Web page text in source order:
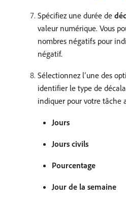
Spécifiez une durée de
valeur numérique. Vous
nombres négatifs pour
négatif.
Sélectionnez l’une des
identifier le type de
indiquer pour votre tâche
Jours
Jours civils
Pourcentage
Jour de la semaine